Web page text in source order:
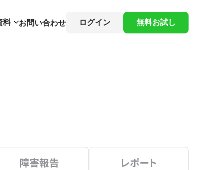
料 お問い合わせ ログイン 無料お試し
障害報告 レポート